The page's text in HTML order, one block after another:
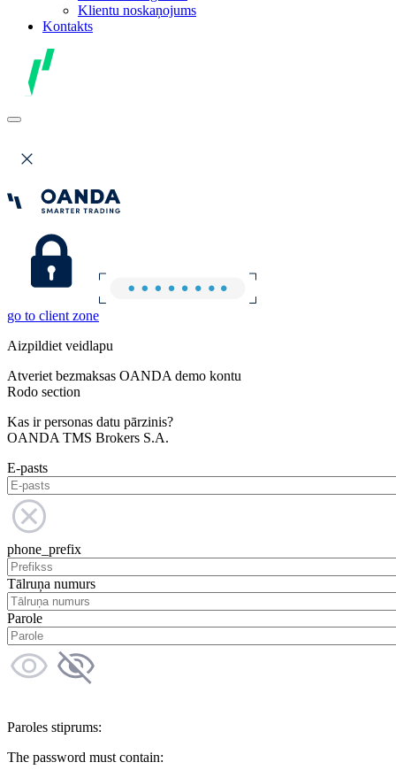
Klientu noskaņojums
Kontakts
go to client zone
Aizpildiet veidlapu
Atveriet bezmaksas OANDA demo kontu
Rodo section
Kas ir personas datu pārzinis?
OANDA TMS Brokers S.A.
E-pasts
phone_prefix
Tālruņa numurs
Parole
Paroles stiprums:
The password must contain: